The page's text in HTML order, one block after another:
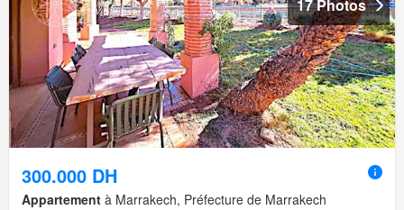
17 Photos
300.000 DH
Appartement à Marrakech, Préfecture de Marrakech